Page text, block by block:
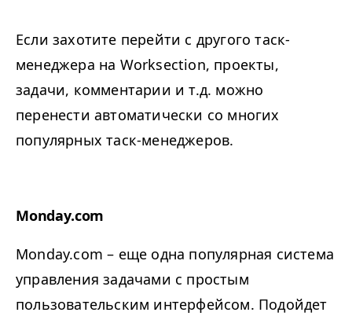
Если захотите перейти с другого таск-
менеджера на Worksection, проекты,
задачи, комментарии и т.д. можно
перенести автоматически со многих
популярных таск-менеджеров.
Monday.com
Monday.com – еще одна популярная система
управления задачами с простым
пользовательским интерфейсом. Подойдет